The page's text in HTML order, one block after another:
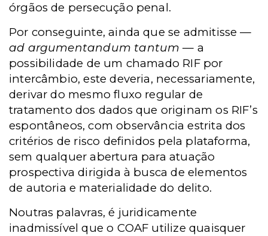
órgãos de persecução penal.
Por conseguinte, ainda que se admitisse —
ad argumentandum tantum — a
possibilidade de um chamado RIF por
intercâmbio, este deveria, necessariamente,
derivar do mesmo fluxo regular de
tratamento dos dados que originam os RIF’s
espontâneos, com observância estrita dos
critérios de risco definidos pela plataforma,
sem qualquer abertura para atuação
prospectiva dirigida à busca de elementos
de autoria e materialidade do delito.
Noutras palavras, é juridicamente
inadmissível que o COAF utilize quaisquer